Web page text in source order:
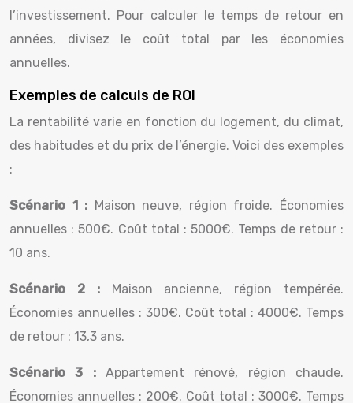
l’investissement. Pour calculer le temps de retour en
années, divisez le coût total par les économies
annuelles.
Exemples de calculs de ROI
La rentabilité varie en fonction du logement, du climat,
des habitudes et du prix de l’énergie. Voici des exemples
:
Scénario 1 : Maison neuve, région froide. Économies
annuelles : 500€. Coût total : 5000€. Temps de retour :
10 ans.
Scénario 2 : Maison ancienne, région tempérée.
Économies annuelles : 300€. Coût total : 4000€. Temps
de retour : 13,3 ans.
Scénario 3 : Appartement rénové, région chaude.
Économies annuelles : 200€. Coût total : 3000€. Temps